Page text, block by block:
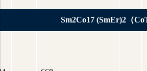
Sm2Co17 (SmEr)2（